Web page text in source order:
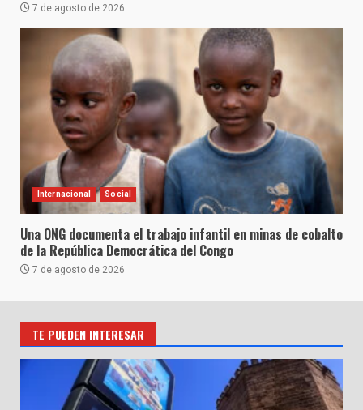
7 de agosto de 2026
Internacional Social
Una ONG documenta el trabajo infantil en minas de cobalto
de la República Democrática del Congo
7 de agosto de 2026
TE PUEDEN INTERESAR